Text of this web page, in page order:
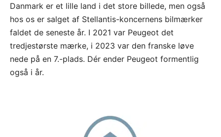
Danmark er et lille land i det store billede, men også
hos os er salget af Stellantis-koncernens bilmærker
faldet de seneste år. I 2021 var Peugeot det
tredjestørste mærke, i 2023 var den franske løve
nede på en 7.-plads. Dér ender Peugeot formentlig
også i år.